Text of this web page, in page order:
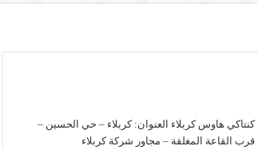
كنتاكي هاوس كربلاء العنوان: كربلاء – حي الحسين –
قرب القاعة المغلقة – مجاور شركة كربلاء